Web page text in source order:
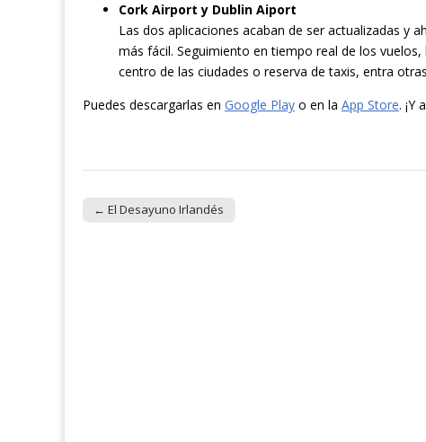
Cork Airport y Dublin Aiport
Las dos aplicaciones acaban de ser actualizadas y
más fácil. Seguimiento en tiempo real de los
centro de las ciudades o reserva de taxis, entra
Puedes descargarlas en Google Play o en la App Store. ¡Y
← El Desayuno Irlandés